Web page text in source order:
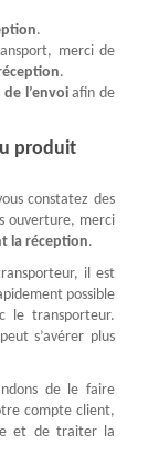
.
merci de
.
de l’envoiafin de
produit
constatez des
ouverture, merci
la réception.
il est
possible
le transporteur.
s’avérer plus
de le faire
compte client,
et de traiter la